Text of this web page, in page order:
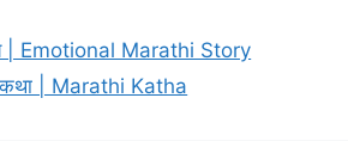
| Emotional Marathi Story
कथा | Marathi Katha